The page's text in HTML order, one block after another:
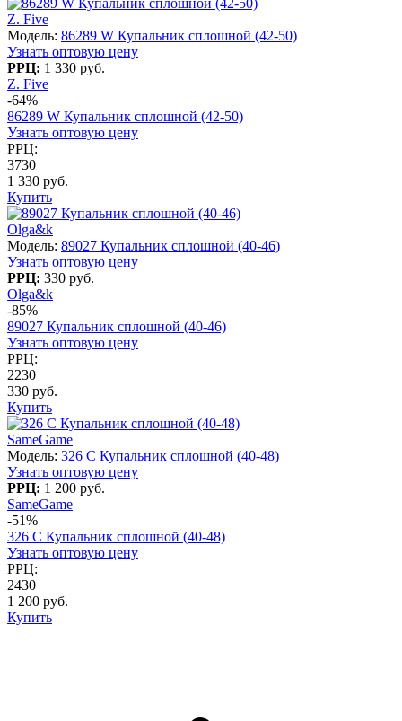
Z. Five
Модель: 86289 W Купальник сплошной (42-50)
Узнать оптовую цену
РРЦ: 1 330 руб.
Z. Five
-64%
86289 W Купальник сплошной (42-50)
Узнать оптовую цену
РРЦ:
3730
1 330 руб.
Купить
Olga&k
Модель: 89027 Купальник сплошной (40-46)
Узнать оптовую цену
РРЦ: 330 руб.
Olga&k
-85%
89027 Купальник сплошной (40-46)
Узнать оптовую цену
РРЦ:
2230
330 руб.
Купить
SameGame
Модель: 326 C Купальник сплошной (40-48)
Узнать оптовую цену
РРЦ: 1 200 руб.
SameGame
-51%
326 C Купальник сплошной (40-48)
Узнать оптовую цену
РРЦ:
2430
1 200 руб.
Купить